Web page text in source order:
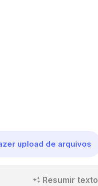
upload de arquivos
Resumir texto